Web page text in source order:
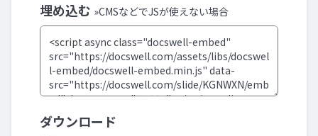
埋め込む »CMSなどでJSが使えない場合
ダウンロード